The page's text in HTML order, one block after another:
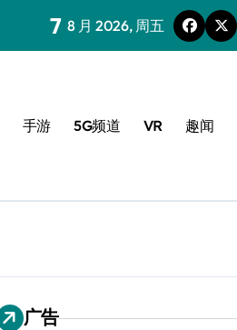
7 8 月 2026, 周五
手游 5G频道 VR 趣闻
广告